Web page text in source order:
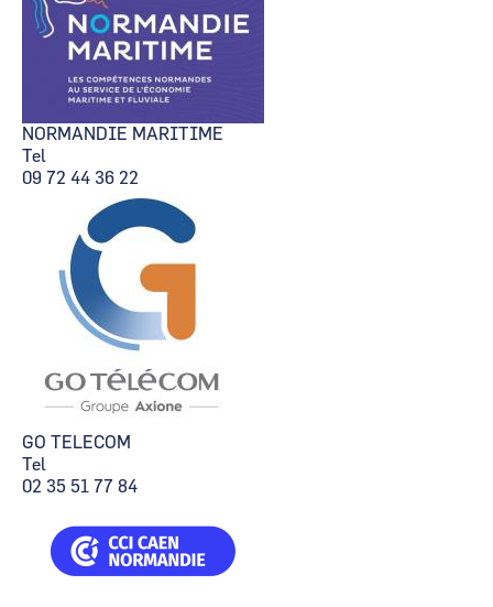
NORMANDIE MARITIME
Tel
09 72 44 36 22
GO TELECOM
Tel
02 35 51 77 84